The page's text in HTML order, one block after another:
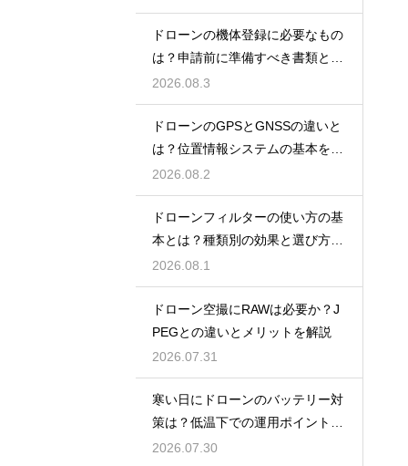
ドローンの機体登録に必要なもの
は？申請前に準備すべき書類と情
報
2026.08.3
ドローンのGPSとGNSSの違いと
は？位置情報システムの基本を解
説
2026.08.2
ドローンフィルターの使い方の基
本とは？種類別の効果と選び方を
解説
2026.08.1
ドローン空撮にRAWは必要か？J
PEGとの違いとメリットを解説
2026.07.31
寒い日にドローンのバッテリー対
策は？低温下での運用ポイントと
注意点
2026.07.30